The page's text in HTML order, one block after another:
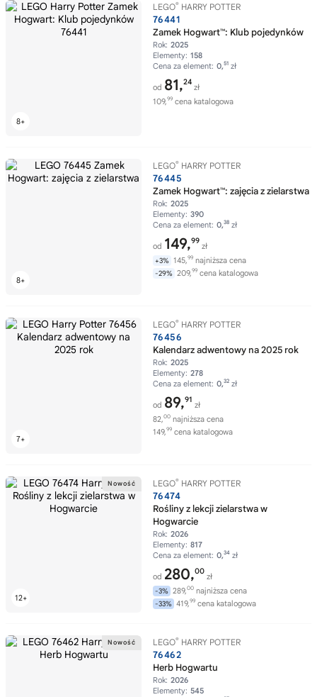
LEGO® HARRY POTTER
76441
Zamek Hogwart™: Klub pojedynków
Rok: 2025
Elementy: 158
Cena za element: 0,51 zł
od 81,24
zł
109,99 cena katalogowa
LEGO® HARRY POTTER
76445
Zamek Hogwart™: zajęcia z zielarstwa
Rok: 2025
Elementy: 390
Cena za element: 0,38 zł
od 149,99
zł
+3% 145,99 najniższa cena
-29% 209,99 cena katalogowa
LEGO® HARRY POTTER
76456
Kalendarz adwentowy na 2025 rok
Rok: 2025
Elementy: 278
Cena za element: 0,32 zł
od 89,91
zł
82,00 najniższa cena
149,99 cena katalogowa
LEGO® HARRY POTTER
76474
Rośliny z lekcji zielarstwa w
Hogwarcie
Rok: 2026
Elementy: 817
Cena za element: 0,34 zł
od 280,00
zł
-3% 289,00 najniższa cena
-33% 419,99 cena katalogowa
LEGO® HARRY POTTER
76462
Herb Hogwartu
Rok: 2026
Elementy: 545